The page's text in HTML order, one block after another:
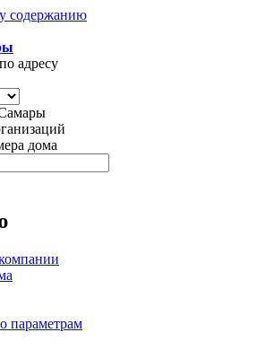
содержанию
адресу
дома
параметрам